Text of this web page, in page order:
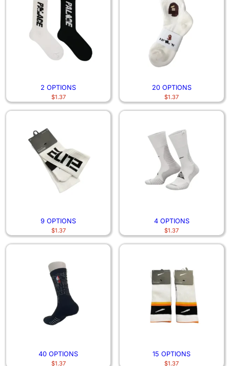
2 OPTIONS
$1.37
20 OPTIONS
$1.37
9 OPTIONS
$1.37
4 OPTIONS
$1.37
40 OPTIONS
$1.37
15 OPTIONS
$1.37